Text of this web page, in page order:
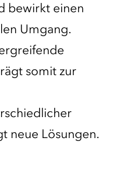
bewirkt einen
Umgang.
somit zur
neue Lösungen.